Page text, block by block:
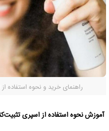
راهنمای خرید و نحوه استفاده
آموزش نحوه استفاده از اسپری